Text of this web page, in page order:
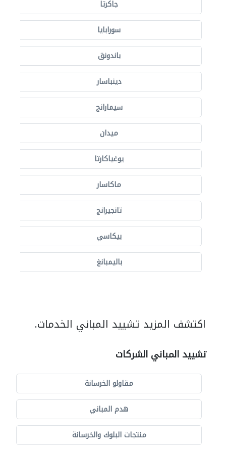
جاكرتا
سورابايا
باندونق
دينباسار
سيمارانج
ميدان
يوغياكارتا
ماكاسار
تانجيرانج
بيكاسي
باليمبانغ
اكتشف المزيد تشييد المباني الخدمات.
تشييد المباني الشركات
مقاولو الخرسانة
هدم المباني
منتجات البلوك والخرسانة